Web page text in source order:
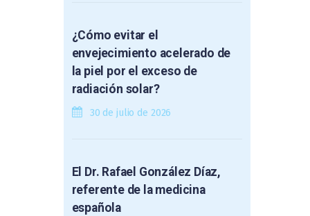
¿Cómo evitar el
envejecimiento acelerado de
la piel por el exceso de
radiación solar?
30 de julio de 2026
El Dr. Rafael González Díaz,
referente de la medicina
española